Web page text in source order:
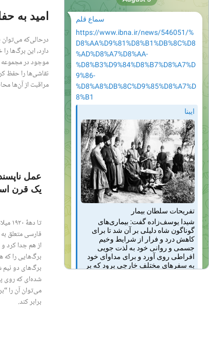
امید به
درحالی‌که
موجود در مجموعه
نقاشی‌ها را حفظ
مراقبت از آن‌ها
عمل
یک قرن
تا
فارسی متعلق
از هم جدا کرد
برگ‌هایی را
برگ‌های دو نیم
شده‌ای که روی
می‌توان آن را
برابر کند.